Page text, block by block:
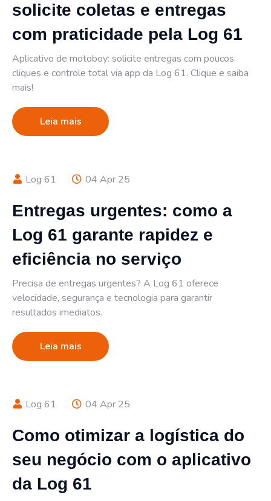
solicite coletas e entregas
com praticidade pela Log 61
Aplicativo de motoboy: solicite entregas com poucos
cliques e controle total via app da Log 61. Clique e saiba
mais!
Leia mais
Log 61 04 Apr 25
Entregas urgentes: como a
Log 61 garante rapidez e
eficiência no serviço
Precisa de entregas urgentes? A Log 61 oferece
velocidade, segurança e tecnologia para garantir
resultados imediatos.
Leia mais
Log 61 04 Apr 25
Como otimizar a logística do
seu negócio com o aplicativo
da Log 61